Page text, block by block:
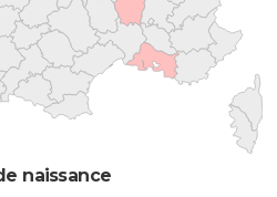
naissance